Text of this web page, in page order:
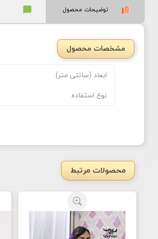
توضیحات محصول
مشخصات محصول
ابعاد (سانتی متر)
نوع استفاده
محصولات مرتبط